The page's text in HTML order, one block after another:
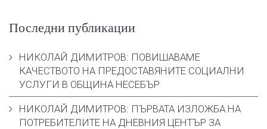
Последни публикации
НИКОЛАЙ ДИМИТРОВ: ПОВИШАВАМЕ
КАЧЕСТВОТО НА ПРЕДОСТАВЯНИТЕ СОЦИАЛНИ
УСЛУГИ В ОБЩИНА НЕСЕБЪР
НИКОЛАЙ ДИМИТРОВ: ПЪРВАТА ИЗЛОЖБА НА
ПОТРЕБИТЕЛИТЕ НА ДНЕВНИЯ ЦЕНТЪР ЗА